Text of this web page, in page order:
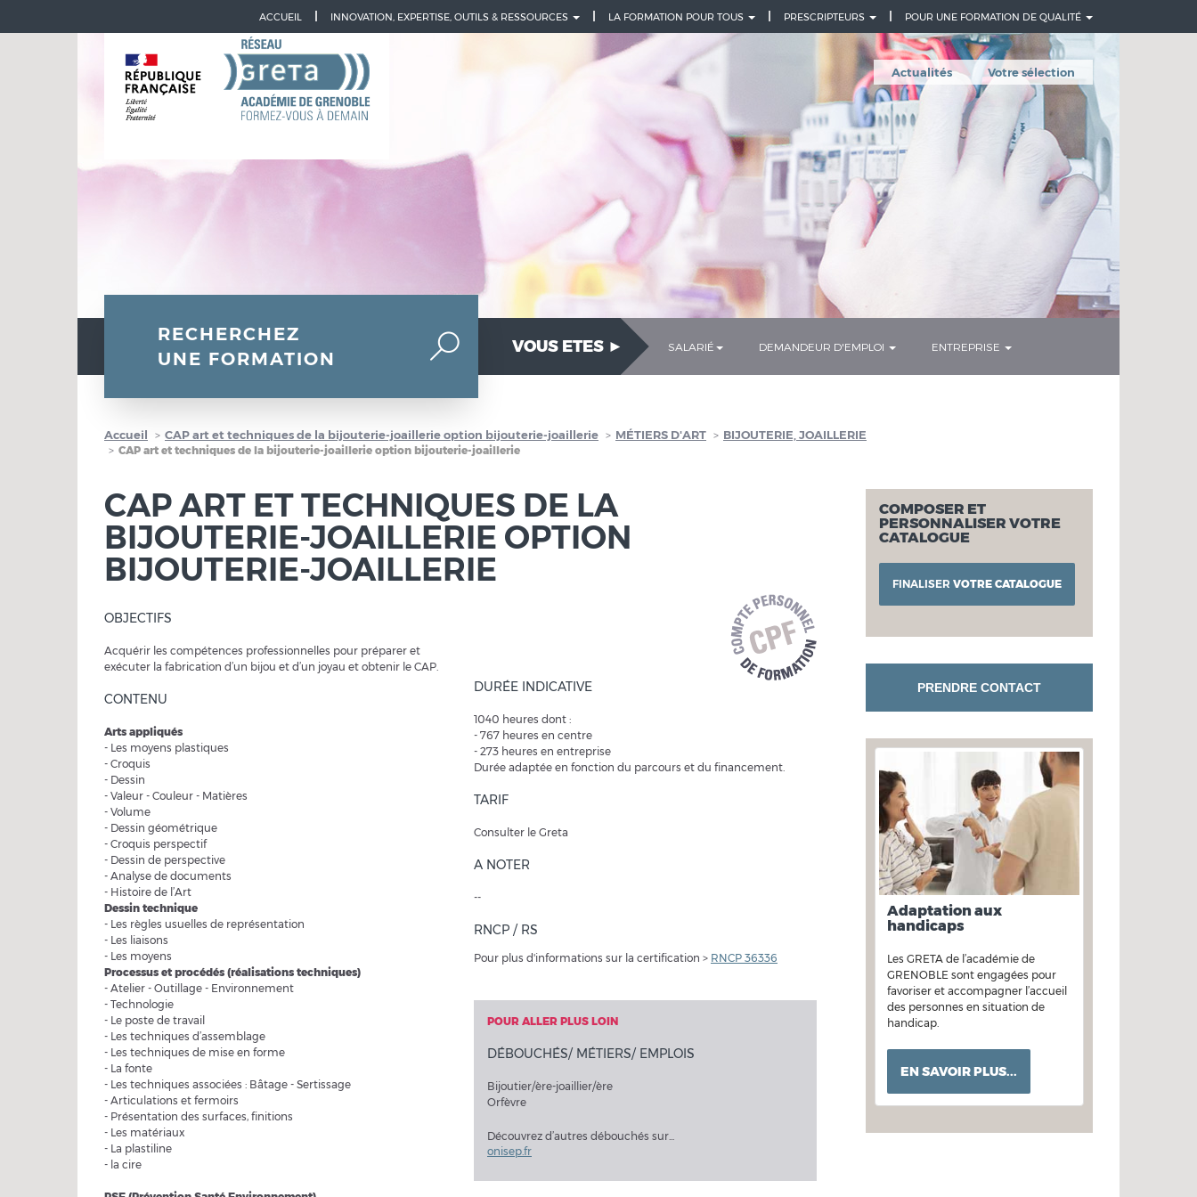
POUR UNE FORMATION DE QUALITÉ
PRESCRIPTEURS
LA FORMATION POUR TOUS
INNOVATION, EXPERTISE, OUTILS & RESSOURCES
ACCUEIL
Actualités Votre sélection
RECHERCHEZ
UNE FORMATION
VOUS ETES ► SALARIÉ DEMANDEUR D'EMPLOI ENTREPRISE
Accueil CAP art et techniques de la bijouterie-joaillerie option bijouterie-joaillerie MÉTIERS D'ART BIJOUTERIE, JOAILLERIE
CAP art et techniques de la bijouterie-joaillerie option bijouterie-joaillerie
CAP ART ET TECHNIQUES DE LA
BIJOUTERIE-JOAILLERIE OPTION
BIJOUTERIE-JOAILLERIE
OBJECTIFS
Acquérir les compétences professionnelles pour préparer et
exécuter la fabrication d’un bijou et d’un joyau et obtenir le CAP.
CONTENU
Arts appliqués
- Les moyens plastiques
- Croquis
- Dessin
- Valeur - Couleur - Matières
- Volume
- Dessin géométrique
- Croquis perspectif
- Dessin de perspective
- Analyse de documents
- Histoire de l’Art
Dessin technique
- Les règles usuelles de représentation
- Les liaisons
- Les moyens
Processus et procédés (réalisations techniques)
- Atelier - Outillage - Environnement
- Technologie
- Le poste de travail
- Les techniques d’assemblage
- Les techniques de mise en forme
- La fonte
- Les techniques associées : Bâtage - Sertissage
- Articulations et fermoirs
- Présentation des surfaces, finitions
- Les matériaux
- La plastiline
- la cire
DURÉE INDICATIVE
1040 heures dont :
- 767 heures en centre
- 273 heures en entreprise
Durée adaptée en fonction du parcours et du financement.
TARIF
Consulter le Greta
A NOTER
--
RNCP / RS
Pour plus d'informations sur la certification > RNCP 36336
POUR ALLER PLUS LOIN
DÉBOUCHÉS/ MÉTIERS/ EMPLOIS
Bijoutier/ère-joaillier/ère
Orfèvre
Découvrez d’autres débouchés sur...
onisep.fr
COMPOSER ET
PERSONNALISER VOTRE
CATALOGUE
FINALISER VOTRE CATALOGUE
PRENDRE CONTACT
Adaptation aux
handicaps
Les GRETA de l’académie de
GRENOBLE sont engagées pour
favoriser et accompagner l’accueil
des personnes en situation de
handicap.
EN SAVOIR PLUS...